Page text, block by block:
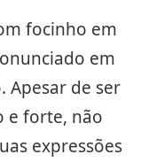
focinho em
em
Apesar de ser
e forte, não
expressões